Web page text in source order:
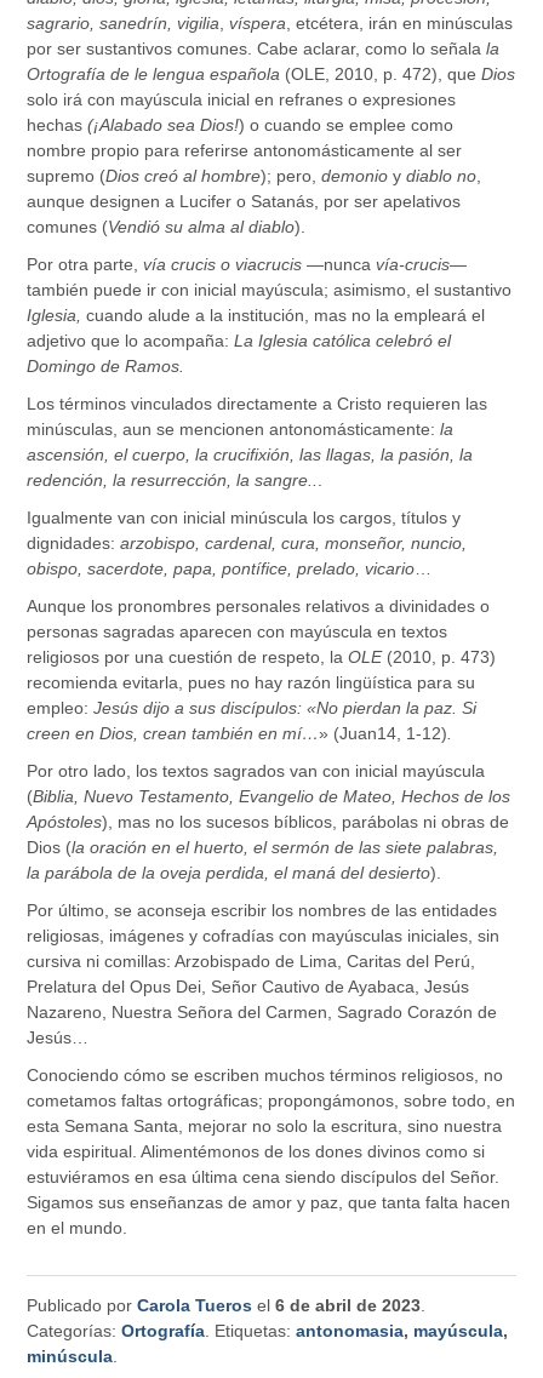
sagrario, sanedrín, vigilia ,víspera , etcétera, irán en minúsculas
por ser sustantivos comunes. Cabe aclarar, como lo señalala
Ortografía de le lengua española (OLE, 2010, p. 472), queDios
solo irá con mayúscula inicial en refranes o expresiones
hechas(¡Alabado sea Dios!) o cuando se emplee como
nombre propio para referirse antonomásticamente al ser
supremo (Dios creó al hombre); pero,demonio ydiablo no
aunque designen a Lucifer o Satanás, por ser apelativos
comunes (Vendió su alma al diablo).
Por otra parte,vía crucis o viacrucis —nunca vía-crucis—
también puede ir con inicial mayúscula; asimismo, el sustantivo
Iglesia, cuando alude a la institución, mas no la empleará el
adjetivo que lo acompaña:La Iglesia católica celebró el
Domingo de Ramos.
Los términos vinculados directamente a Cristo requieren las
minúsculas, aun se mencionen antonomásticamente:la
ascensión, el cuerpo, la crucifixión, las llagas, la pasión, la
redención, la resurrección, la sangre..
Igualmente van con inicial minúscula los cargos, títulos y
dignidades:arzobispo, cardenal, cura, monseñor, nuncio,
obispo, sacerdote, papa, pontífice, prelado, vicario
Aunque los pronombres personales relativos a divinidades o
personas sagradas aparecen con mayúscula en textos
religiosos por una cuestión de respeto, laOLE(2010, p. 473)
recomienda evitarla, pues no hay razón lingüística para su
empleo:Jesús dijo a sus discípulos: «No pierdan la paz. Si
creen en Dios, crean también enmí…» (Juan14, 1-12)
Por otro lado, los textos sagrados van con inicial mayúscula
(Biblia, Nuevo Testamento, Evangelio de Mateo, Hechos de los
Apóstoles), mas no los sucesos bíblicos, parábolas ni obras de
Dios (la oración en el huerto, el sermón de las siete palabras,
la parábola de la oveja perdida, el maná del desierto).
Por último, se aconseja escribir los nombres de las entidades
religiosas, imágenes y cofradías con mayúsculas iniciales, sin
cursiva ni comillas: Arzobispado de Lima, Caritas del Perú,
Prelatura del Opus Dei, Señor Cautivo de Ayabaca, Jesús
Nazareno, Nuestra Señora del Carmen, Sagrado Corazón de
Jesús…
Conociendo cómo se escriben muchos términos religiosos, no
cometamos faltas ortográficas; propongámonos, sobre todo, en
esta Semana Santa, mejorar no solo la escritura, sino nuestra
vida espiritual. Alimentémonos de los dones divinos como si
estuviéramos en esa última cena siendo discípulos del Señor.
Sigamos sus enseñanzas de amor y paz, que tanta falta hacen
en el mundo.
Publicado porCarola Tueros el6 de abril de 2023
Categorías:Ortografía . Etiquetas:antonomasia, mayúscula,
minúscula